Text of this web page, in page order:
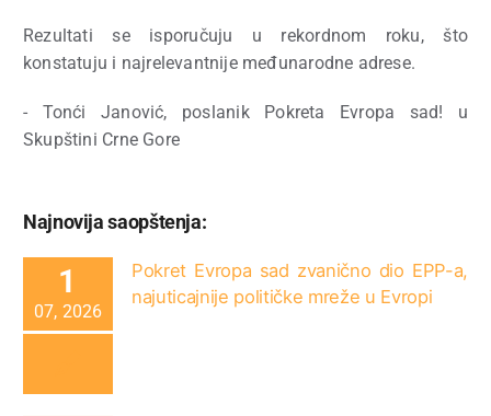
Rezultati se isporučuju u rekordnom roku, što
konstatuju i najrelevantnije međunarodne adrese.
- Tonći Janović, poslanik Pokreta Evropa sad! u
Skupštini Crne Gore
Najnovija saopštenja:
1
07, 2026
Pokret Evropa sad zvanično dio EPP-a,
najuticajnije političke mreže u Evropi